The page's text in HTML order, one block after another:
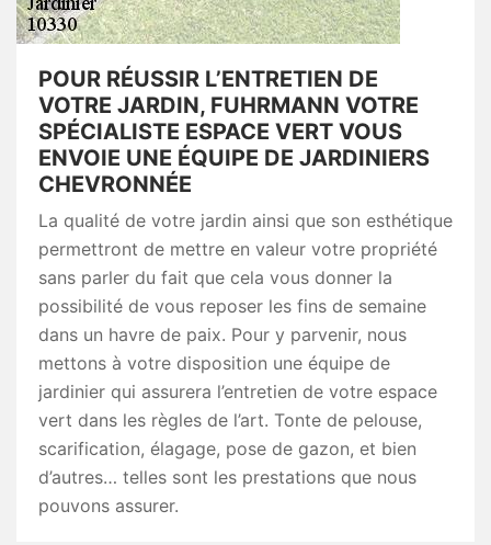
POUR RÉUSSIR L’ENTRETIEN DE
VOTRE JARDIN, FUHRMANN VOTRE
SPÉCIALISTE ESPACE VERT VOUS
ENVOIE UNE ÉQUIPE DE JARDINIERS
CHEVRONNÉE
La qualité de votre jardin ainsi que son esthétique
permettront de mettre en valeur votre propriété
sans parler du fait que cela vous donner la
possibilité de vous reposer les fins de semaine
dans un havre de paix. Pour y parvenir, nous
mettons à votre disposition une équipe de
jardinier qui assurera l’entretien de votre espace
vert dans les règles de l’art. Tonte de pelouse,
scarification, élagage, pose de gazon, et bien
d’autres… telles sont les prestations que nous
pouvons assurer.